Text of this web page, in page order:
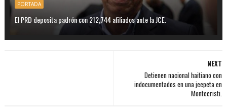
PORTADA
El PRD deposita padrón con 212,744 afiliados ante la JCE.
NEXT
Detienen nacional haitiano con
indocumentados en una jeepeta en
Montecristi.